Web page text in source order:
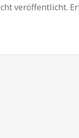
veröffentlicht.